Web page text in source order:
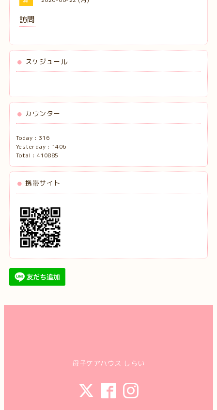
訪問
スケジュール
カウンター
Today : 316
Yesterday : 1406
Total : 410885
携帯サイト
母子ケアハウス しらい